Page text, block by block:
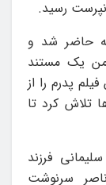
رسید.
روی صحنه حاضر شد و
من یک مستند
پدرم را از
تلاش‌ کرد تا
فرزند
سرنوشت